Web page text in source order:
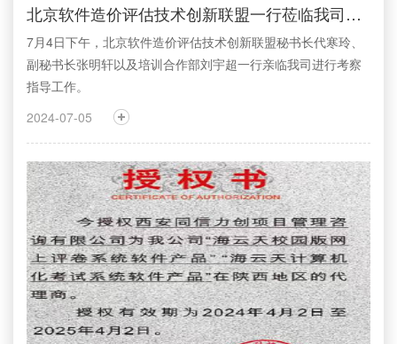
北京软件造价评估技术创新联盟一行莅临我司考察交流
7月4日下午，北京软件造价评估技术创新联盟秘书长代寒玲、
副秘书长张明轩以及培训合作部刘宇超一行亲临我司进行考察
指导工作。
2024-07-05